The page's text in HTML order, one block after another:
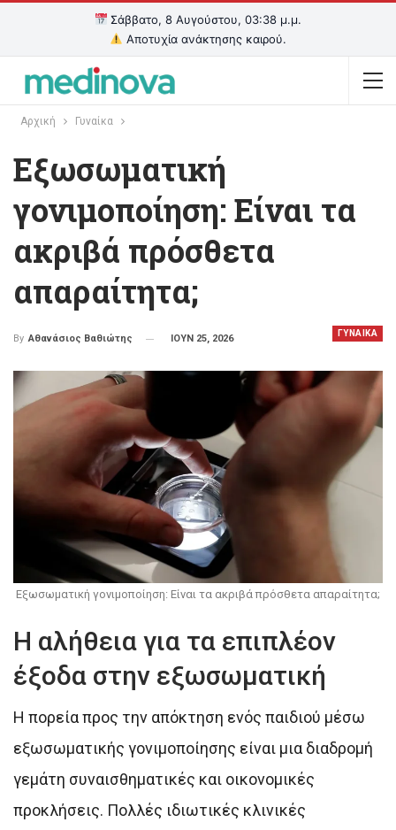
Σάββατο, 8 Αυγούστου, 03:38 μ.μ.
Αποτυχία ανάκτησης καιρού.
Αρχική Γυναίκα
Εξωσωματική
γονιμοποίηση: Είναι τα
ακριβά πρόσθετα
απαραίτητα;
ΓΥΝΑΙΚΑ
By Αθανάσιος Βαθιώτης ΙΟΥΝ 25, 2026
Εξωσωματική γονιμοποίηση: Είναι τα ακριβά πρόσθετα απαραίτητα;
Η αλήθεια για τα επιπλέον
έξοδα στην εξωσωματική
Η πορεία προς την απόκτηση ενός παιδιού μέσω
εξωσωματικής γονιμοποίησης είναι μια διαδρομή
γεμάτη συναισθηματικές και οικονομικές
προκλήσεις. Πολλές ιδιωτικές κλινικές